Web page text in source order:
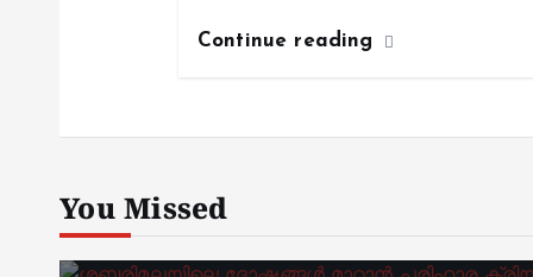
Continue reading
You Missed